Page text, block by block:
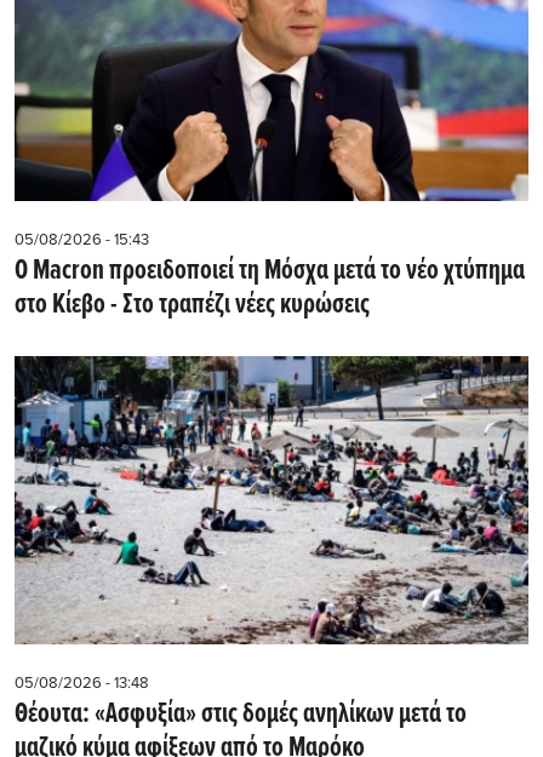
05/08/2026 - 15:43
Ο Macron προειδοποιεί τη Μόσχα μετά το νέο χτύπημα
στο Κίεβο - Στο τραπέζι νέες κυρώσεις
05/08/2026 - 13:48
Θέουτα: «Ασφυξία» στις δομές ανηλίκων μετά το
μαζικό κύμα αφίξεων από το Μαρόκο